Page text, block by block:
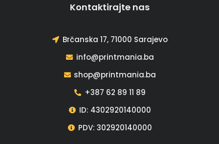
Kontaktirajte nas
Brčanska 17, 71000 Sarajevo
info@printmania.ba
shop@printmania.ba
+387 62 89 11 89
ID: 4302920140000
PDV: 302920140000